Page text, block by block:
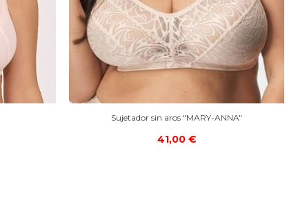
Sujetador sin aros "MARY-ANNA"
41,00 €